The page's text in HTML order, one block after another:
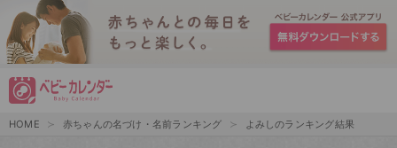
HOME 赤ちゃんの名づけ・名前ランキング よみしのランキング結果